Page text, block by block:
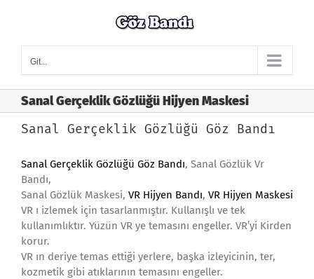
Git...
Sanal Gerçeklik Gözlüğü Hijyen Maskesi
Sanal Gerçeklik Gözlüğü Göz Bandı
Sanal Gerçeklik Gözlüğü Göz Bandı, Sanal Gözlük Vr
Bandı,
Sanal Gözlük Maskesi, VR Hijyen Bandı, VR Hijyen Maskesi
VR ı izlemek için tasarlanmıştır. Kullanışlı ve tek
kullanımlıktır. Yüzün VR ye temasını engeller. VR’yi Kirden
korur.
VR ın deriye temas ettiği yerlere, başka izleyicinin, ter,
kozmetik gibi atıklarının temasını engeller.